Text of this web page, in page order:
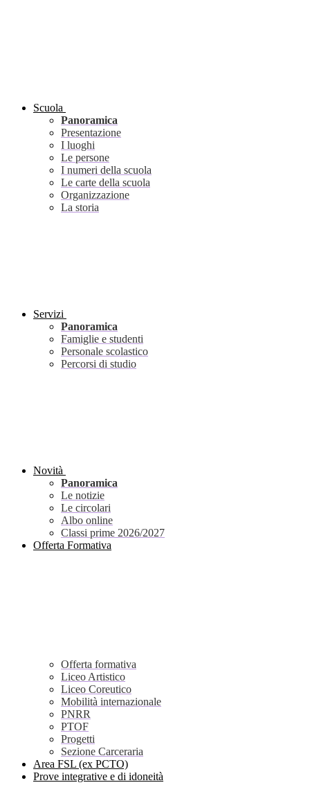
Scuola
Panoramica
Presentazione
I luoghi
Le persone
I numeri della scuola
Le carte della scuola
Organizzazione
La storia
Servizi
Panoramica
Famiglie e studenti
Personale scolastico
Percorsi di studio
Novità
Panoramica
Le notizie
Le circolari
Albo online
Classi prime 2026/2027
Offerta Formativa
Offerta formativa
Liceo Artistico
Liceo Coreutico
Mobilità internazionale
PNRR
PTOF
Progetti
Sezione Carceraria
Area FSL (ex PCTO)
Prove integrative e di idoneità